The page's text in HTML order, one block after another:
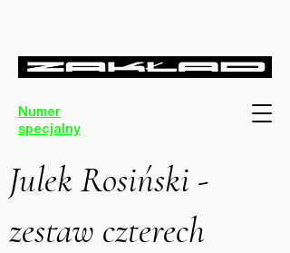
Numer
specjalny
Julek Rosiński -
zestaw czterech